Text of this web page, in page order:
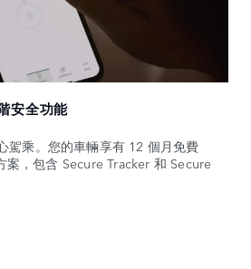
安全功能
駕乘。您的車輛享有 12 個月免費
案，包含 Secure Tracker 和 Secure